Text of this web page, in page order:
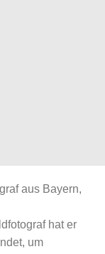
aus Bayern,
hat er
um